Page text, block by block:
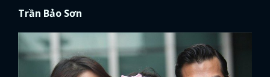
Trần Bảo Sơn